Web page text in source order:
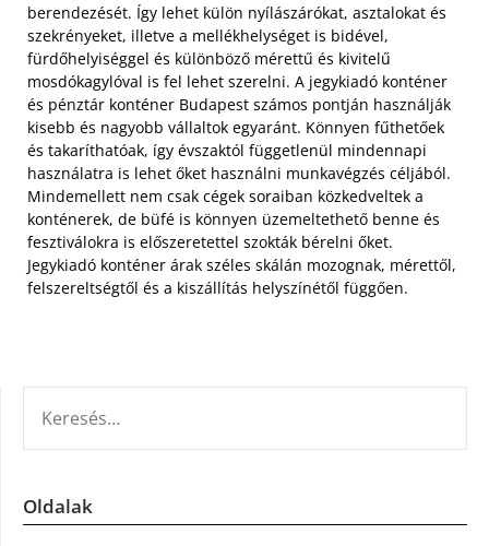
berendezését. Így lehet külön nyílászárókat, asztalokat és
szekrényeket, illetve a mellékhelységet is bidével,
fürdőhelyiséggel és különböző mérettű és kivitelű
mosdókagylóval is fel lehet szerelni. A jegykiadó konténer
és pénztár konténer Budapest számos pontján használják
kisebb és nagyobb vállaltok egyaránt. Könnyen fűthetőek
és takaríthatóak, így évszaktól függetlenül mindennapi
használatra is lehet őket használni munkavégzés céljából.
Mindemellett nem csak cégek soraiban közkedveltek a
konténerek, de büfé is könnyen üzemeltethető benne és
fesztiválokra is előszeretettel szokták bérelni őket.
Jegykiadó konténer árak széles skálán mozognak, mérettől,
felszereltségtől és a kiszállítás helyszínétől függően.
Oldalak